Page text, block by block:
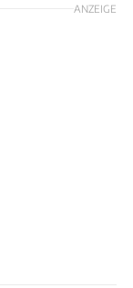
ANZEIGE